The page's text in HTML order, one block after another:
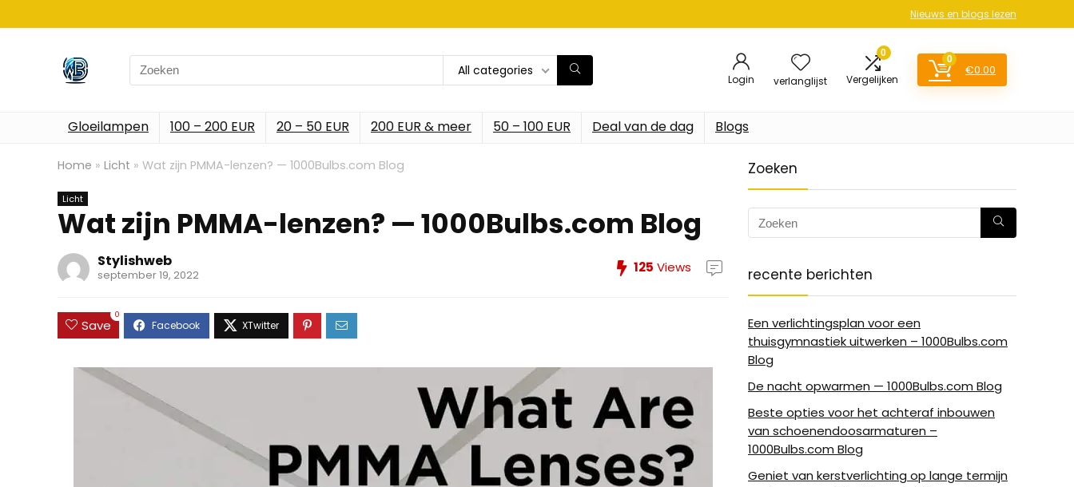
Nieuws en blogs lezen
Search
for:
All categories
Login verlanglijst
0
Vergelijken
0
€0.00
Gloeilampen 100 – 200 EUR 20 – 50 EUR 200 EUR & meer 50 – 100 EUR Deal van de dag Blogs
Home » Licht » Wat zijn PMMA-lenzen? — 1000Bulbs.com Blog
Licht
Wat zijn PMMA-lenzen? — 1000Bulbs.com Blog
Stylishweb
september 19, 2022 125 Views
Save
0
Zoeken
recente berichten
Een verlichtingsplan voor een
thuisgymnastiek uitwerken – 1000Bulbs.com
Blog
De nacht opwarmen — 1000Bulbs.com Blog
Beste opties voor het achteraf inbouwen
van schoenendoosarmaturen –
1000Bulbs.com Blog
Geniet van kerstverlichting op lange termijn